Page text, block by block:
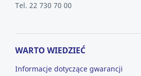
Tel. 22 730 70 00
WARTO WIEDZIEĆ
Informacje dotyczące gwarancji